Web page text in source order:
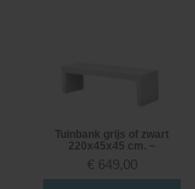
Tuinbank grijs of zwart
220x45x45 cm. ~
€ 649,00